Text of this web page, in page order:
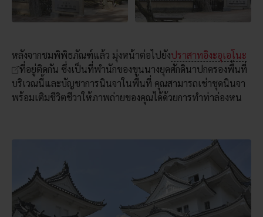
หลังจากชมพิพิธภัณฑ์แล้ว มุ่งหน้าต่อไปยังปราสาทอิงะอุเอโนะ
ที่อยู่ติดกัน ซึ่งเป็นที่พำนักของขุนนางยุคศักดินาปกครองพื้นที่
บริเวณนี้และบัญชาการนินจาในพื้นที่ คุณสามารถเช่าชุดนินจา
พร้อมเติมชีวิตชีวาให้ภาพถ่ายของคุณได้ด้วยการทำท่าล่องหน